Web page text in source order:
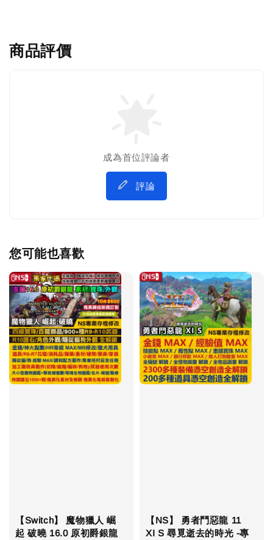
商品評價
成為首位評論者
評論
您可能也喜歡
【Switch】 魔物獵人 崛
起 破曉 16.0 原初爵銀龍
【NS】 勇者鬥惡龍 11
XI S 尋覓逝去的時光 -專